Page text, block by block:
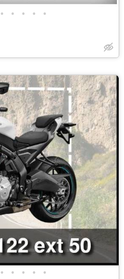
• • • • •
• • • • •